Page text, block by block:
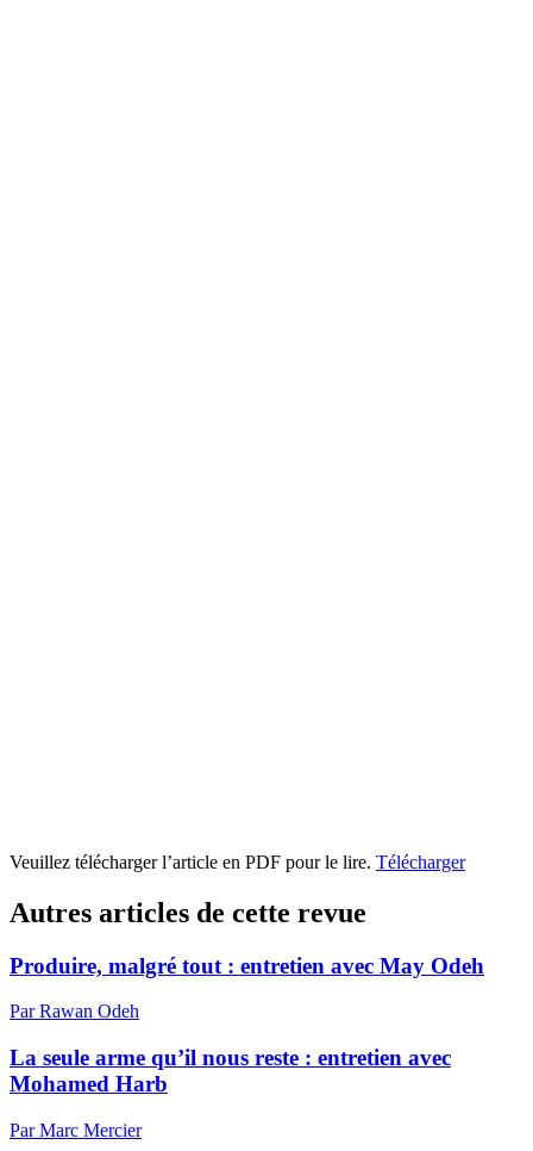
Veuillez télécharger l’article en PDF pour le lire. Télécharger
Autres articles de cette revue
Produire, malgré tout : entretien avec May Odeh
Par Rawan Odeh
La seule arme qu’il nous reste : entretien avec
Mohamed Harb
Par Marc Mercier